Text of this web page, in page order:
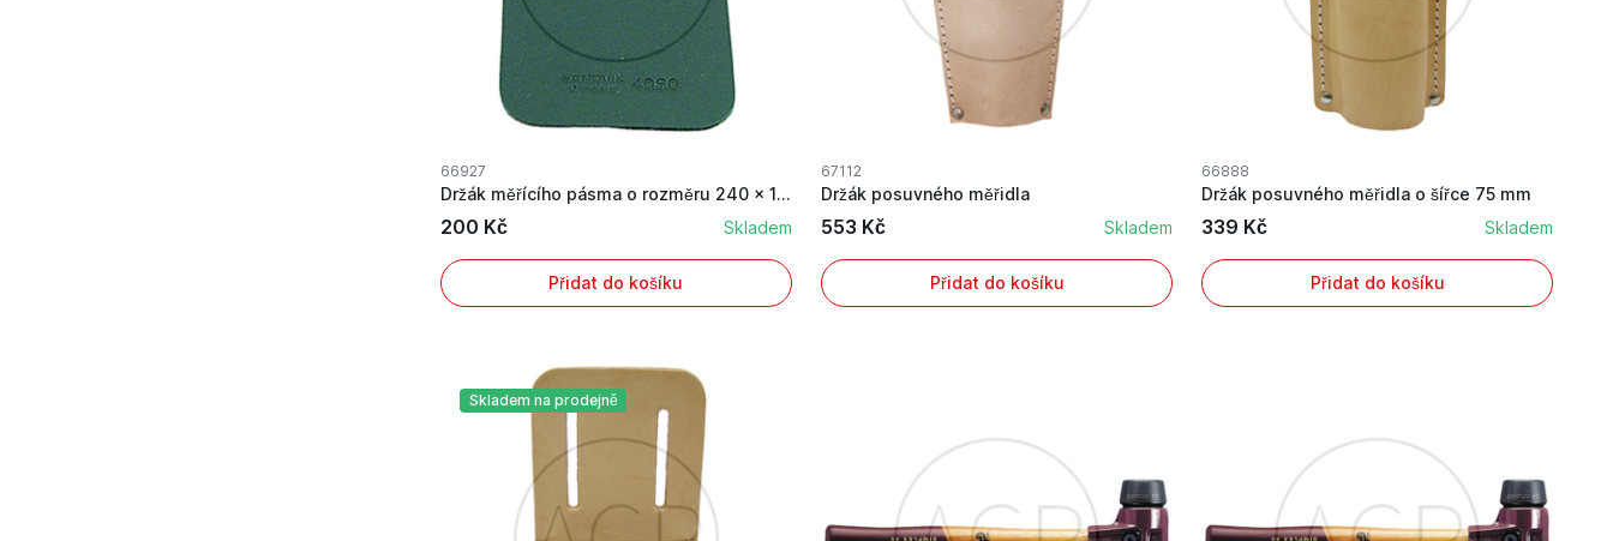
66927
Držák měřícího pásma o rozměru 240 x 120 mm
200 Kč Skladem
Přidat do košíku
67112
Držák posuvného měřidla
553 Kč Skladem
Přidat do košíku
66888
Držák posuvného měřidla o šířce 75 mm
339 Kč Skladem
Přidat do košíku
Skladem na prodejně